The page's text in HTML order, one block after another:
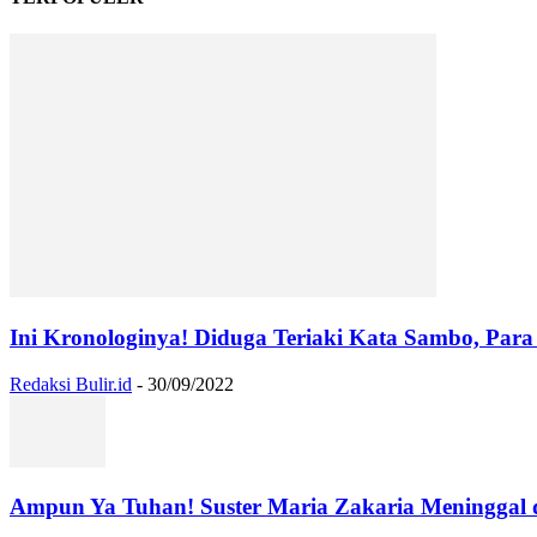
Ini Kronologinya! Diduga Teriaki Kata Sambo,
Redaksi Bulir.id - 30/09/2022
Ampun Ya Tuhan! Suster Maria Zakaria